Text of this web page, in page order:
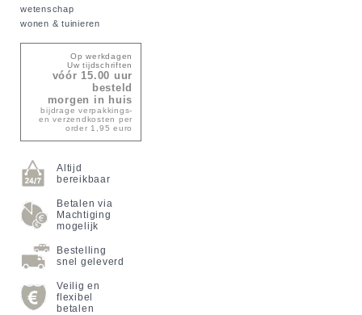
wetenschap
wonen & tuinieren
Op werkdagen
Uw tijdschriften
vóór 15.00 uur
besteld
morgen in huis
bijdrage verpakkings-
en verzendkosten per
order 1,95 euro
Altijd
bereikbaar
Betalen via
Machtiging
mogelijk
Bestelling
snel geleverd
Veilig en
flexibel
betalen